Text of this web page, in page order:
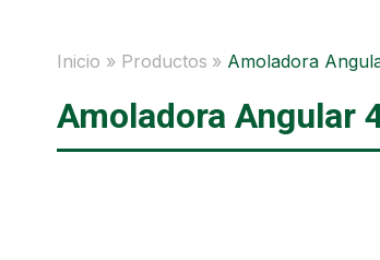
Inicio Productos Amoladora
Amoladora Angular